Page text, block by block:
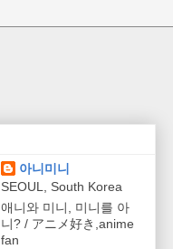
아니미니
SEOUL, South Korea
애니와 미니, 미니를 아
니? / アニメ好き,anime
fan